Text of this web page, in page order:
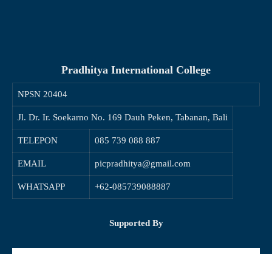
Pradhitya International College
NPSN 20404
Jl. Dr. Ir. Soekarno No. 169 Dauh Peken, Tabanan, Bali
TELEPON 085 739 088 887
EMAIL picpradhitya@gmail.com
WHATSAPP +62-085739088887
Supported By